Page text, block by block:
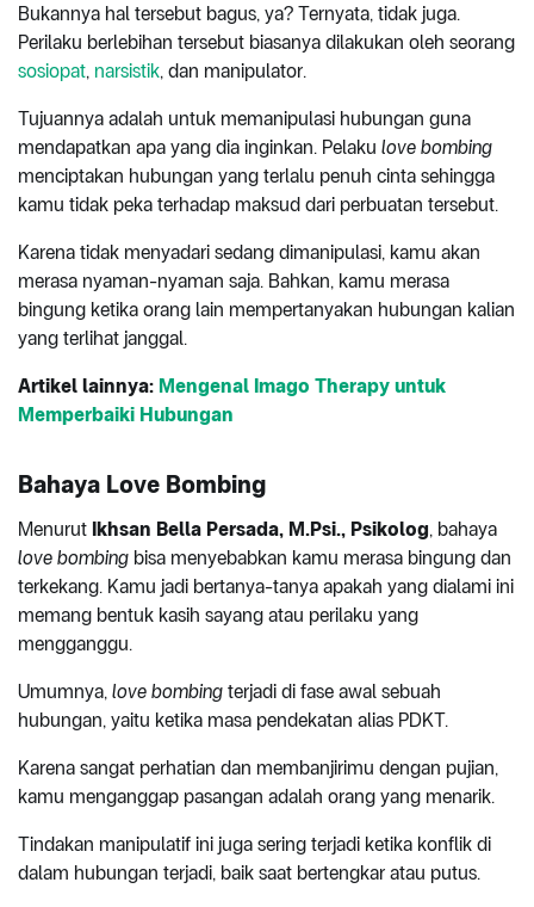
Bukannya hal tersebut bagus, ya? Ternyata, tidak juga.
Perilaku berlebihan tersebut biasanya dilakukan oleh seorang
sosiopat, narsistik, dan manipulator.
Tujuannya adalah untuk memanipulasi hubungan guna
mendapatkan apa yang dia inginkan. Pelaku love bombing
menciptakan hubungan yang terlalu penuh cinta sehingga
kamu tidak peka terhadap maksud dari perbuatan tersebut.
Karena tidak menyadari sedang dimanipulasi, kamu akan
merasa nyaman-nyaman saja. Bahkan, kamu merasa
bingung ketika orang lain mempertanyakan hubungan kalian
yang terlihat janggal.
Artikel lainnya: Mengenal Imago Therapy untuk
Memperbaiki Hubungan
Bahaya Love Bombing
Menurut Ikhsan Bella Persada, M.Psi., Psikolog, bahaya
love bombing bisa menyebabkan kamu merasa bingung dan
terkekang. Kamu jadi bertanya-tanya apakah yang dialami ini
memang bentuk kasih sayang atau perilaku yang
mengganggu.
Umumnya, love bombing terjadi di fase awal sebuah
hubungan, yaitu ketika masa pendekatan alias PDKT.
Karena sangat perhatian dan membanjirimu dengan pujian,
kamu menganggap pasangan adalah orang yang menarik.
Tindakan manipulatif ini juga sering terjadi ketika konflik di
dalam hubungan terjadi, baik saat bertengkar atau putus.